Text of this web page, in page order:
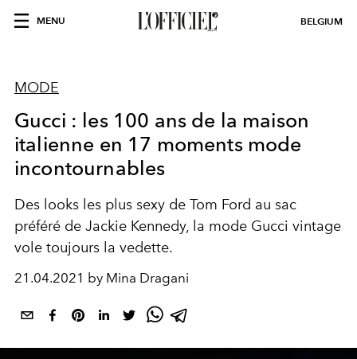
MENU BELGIUM
MODE
Gucci : les 100 ans de la maison
italienne en 17 moments mode
incontournables
Des looks les plus sexy de Tom Ford au sac
préféré de Jackie Kennedy, la mode Gucci vintage
vole toujours la vedette.
21.04.2021 by Mina Dragani